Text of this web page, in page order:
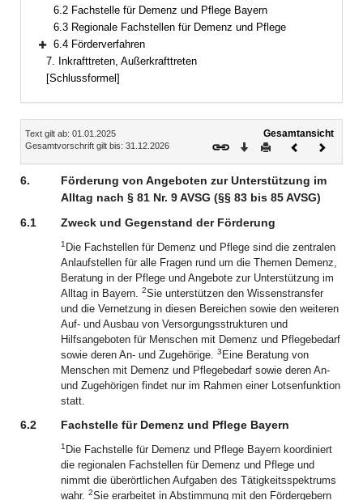
6.2 Fachstelle für Demenz und Pflege Bayern
6.3 Regionale Fachstellen für Demenz und Pflege
Bereich erweitern
6.4 Förderverfahren
7. Inkrafttreten, Außerkrafttreten
[Schlussformel]
Inhalt
Text gilt ab: 01.01.2025
Gesamtvorschrift gilt bis: 31.12.2026
Gesamtansicht
Download
DruckenVorheriges
6.
Förderung von Angeboten zur Unterstützung im
Alltag nach § 81 Nr. 9 AVSG (§§ 83 bis 85 AVSG)
6.1
Zweck und Gegenstand der Förderung
1 Die Fachstellen für Demenz und Pflege sind die zentralen
Anlaufstellen für alle Fragen rund um die Themen Demenz,
Beratung in der Pflege und Angebote zur Unterstützung im
Alltag in Bayern. 2Sie unterstützen den Wissenstransfer
und die Vernetzung in diesen Bereichen sowie den weiteren
Auf- und Ausbau von Versorgungsstrukturen und
Hilfsangeboten für Menschen mit Demenz und Pflegebedarf
sowie deren An- und Zugehörige. 3 Eine Beratung von
Menschen mit Demenz und Pflegebedarf sowie deren An-
und Zugehörigen findet nur im Rahmen einer Lotsenfunktion
statt.
6.2 Fachstelle für Demenz und Pflege Bayern
1 Die Fachstelle für Demenz und Pflege Bayern koordiniert
die regionalen Fachstellen für Demenz und Pflege und
nimmt die überörtlichen Aufgaben des Tätigkeitsspektrums
wahr. 2Sie erarbeitet in Abstimmung mit den Fördergebern